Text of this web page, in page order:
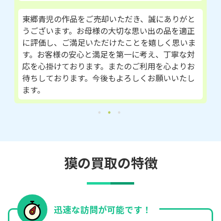
東郷青児の作品をご売却いただき、誠にありがと
うございます。お母様の大切な思い出の品を適正
に評価し、ご満足いただけたことを嬉しく思いま
す。お客様の安心と満足を第一に考え、丁寧な対
応を心掛けております。またのご利用を心よりお
待ちしております。今後もよろしくお願いいたし
ます。
獏の買取の特徴
迅速な訪問が可能です！